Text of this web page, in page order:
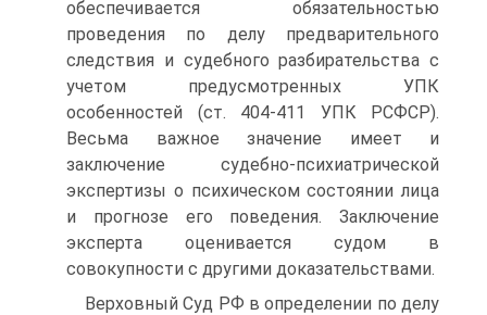
обеспечивается обязательностью
проведения по делу предварительного
следствия и судебного разбирательства с
учетом предусмотренных УПК
особенностей (ст. 404-411 УПК РСФСР).
Весьма важное значение имеет и
заключение судебно-психиатрической
экспертизы о психическом состоянии лица
и прогнозе его поведения. Заключение
эксперта оценивается судом в
совокупности с другими доказательствами.
Верховный Суд РФ в определении по делу